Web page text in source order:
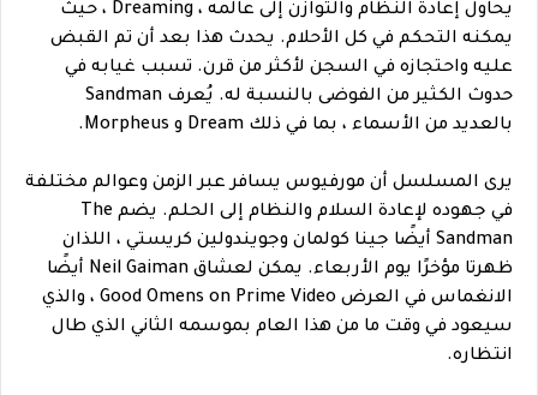
يحاول إعادة النظام والتوازن إلى عالمه ، Dreaming ، حيث
يمكنه التحكم في كل الأحلام. يحدث هذا بعد أن تم القبض
عليه واحتجازه في السجن لأكثر من قرن. تسبب غيابه في
حدوث الكثير من الفوضى بالنسبة له. يُعرف Sandman
بالعديد من الأسماء ، بما في ذلك Dream و Morpheus.
يرى المسلسل أن مورفيوس يسافر عبر الزمن وعوالم مختلفة
في جهوده لإعادة السلام والنظام إلى الحلم. يضم The
Sandman أيضًا جينا كولمان وجويندولين كريستي ، اللذان
ظهرتا مؤخرًا يوم الأربعاء. يمكن لعشاق Neil Gaiman أيضًا
الانغماس في العرض Good Omens on Prime Video ، والذي
سيعود في وقت ما من هذا العام بموسمه الثاني الذي طال
انتظاره.